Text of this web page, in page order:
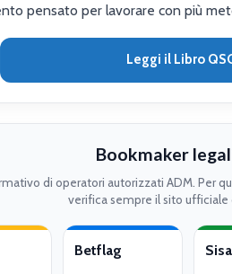
pensato per lavorare con più
Leggi il Libro
Bookmaker
di operatori autorizzati ADM. Per
verifica sempre il sito ufficiale
Betflag